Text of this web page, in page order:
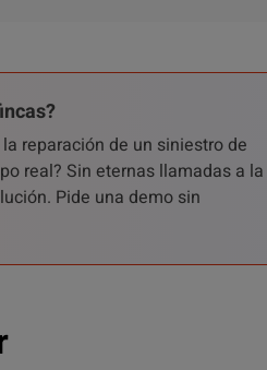
reparación de un siniestro de
real? Sin eternas llamadas a la
Pide una demo sin